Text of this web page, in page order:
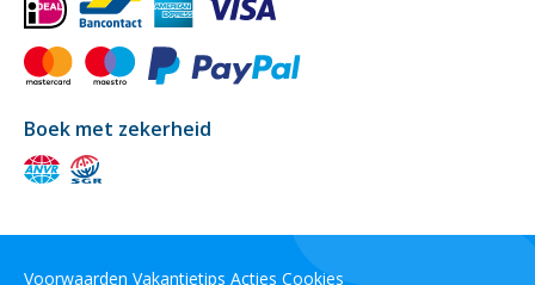
Boek met zekerheid
Voorwaarden Vakantietips Acties Cookies